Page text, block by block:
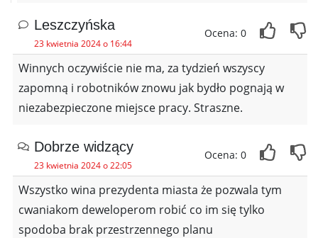
Leszczyńska
23 kwietnia 2024 o 16:44
Ocena: 0
Winnych oczywiście nie ma, za tydzień wszyscy
zapomną i robotników znowu jak bydło pognają w
niezabezpieczone miejsce pracy. Straszne.
Dobrze widzący
23 kwietnia 2024 o 22:05
Ocena: 0
Wszystko wina prezydenta miasta że pozwala tym
cwaniakom deweloperom robić co im się tylko
spodoba brak przestrzennego planu